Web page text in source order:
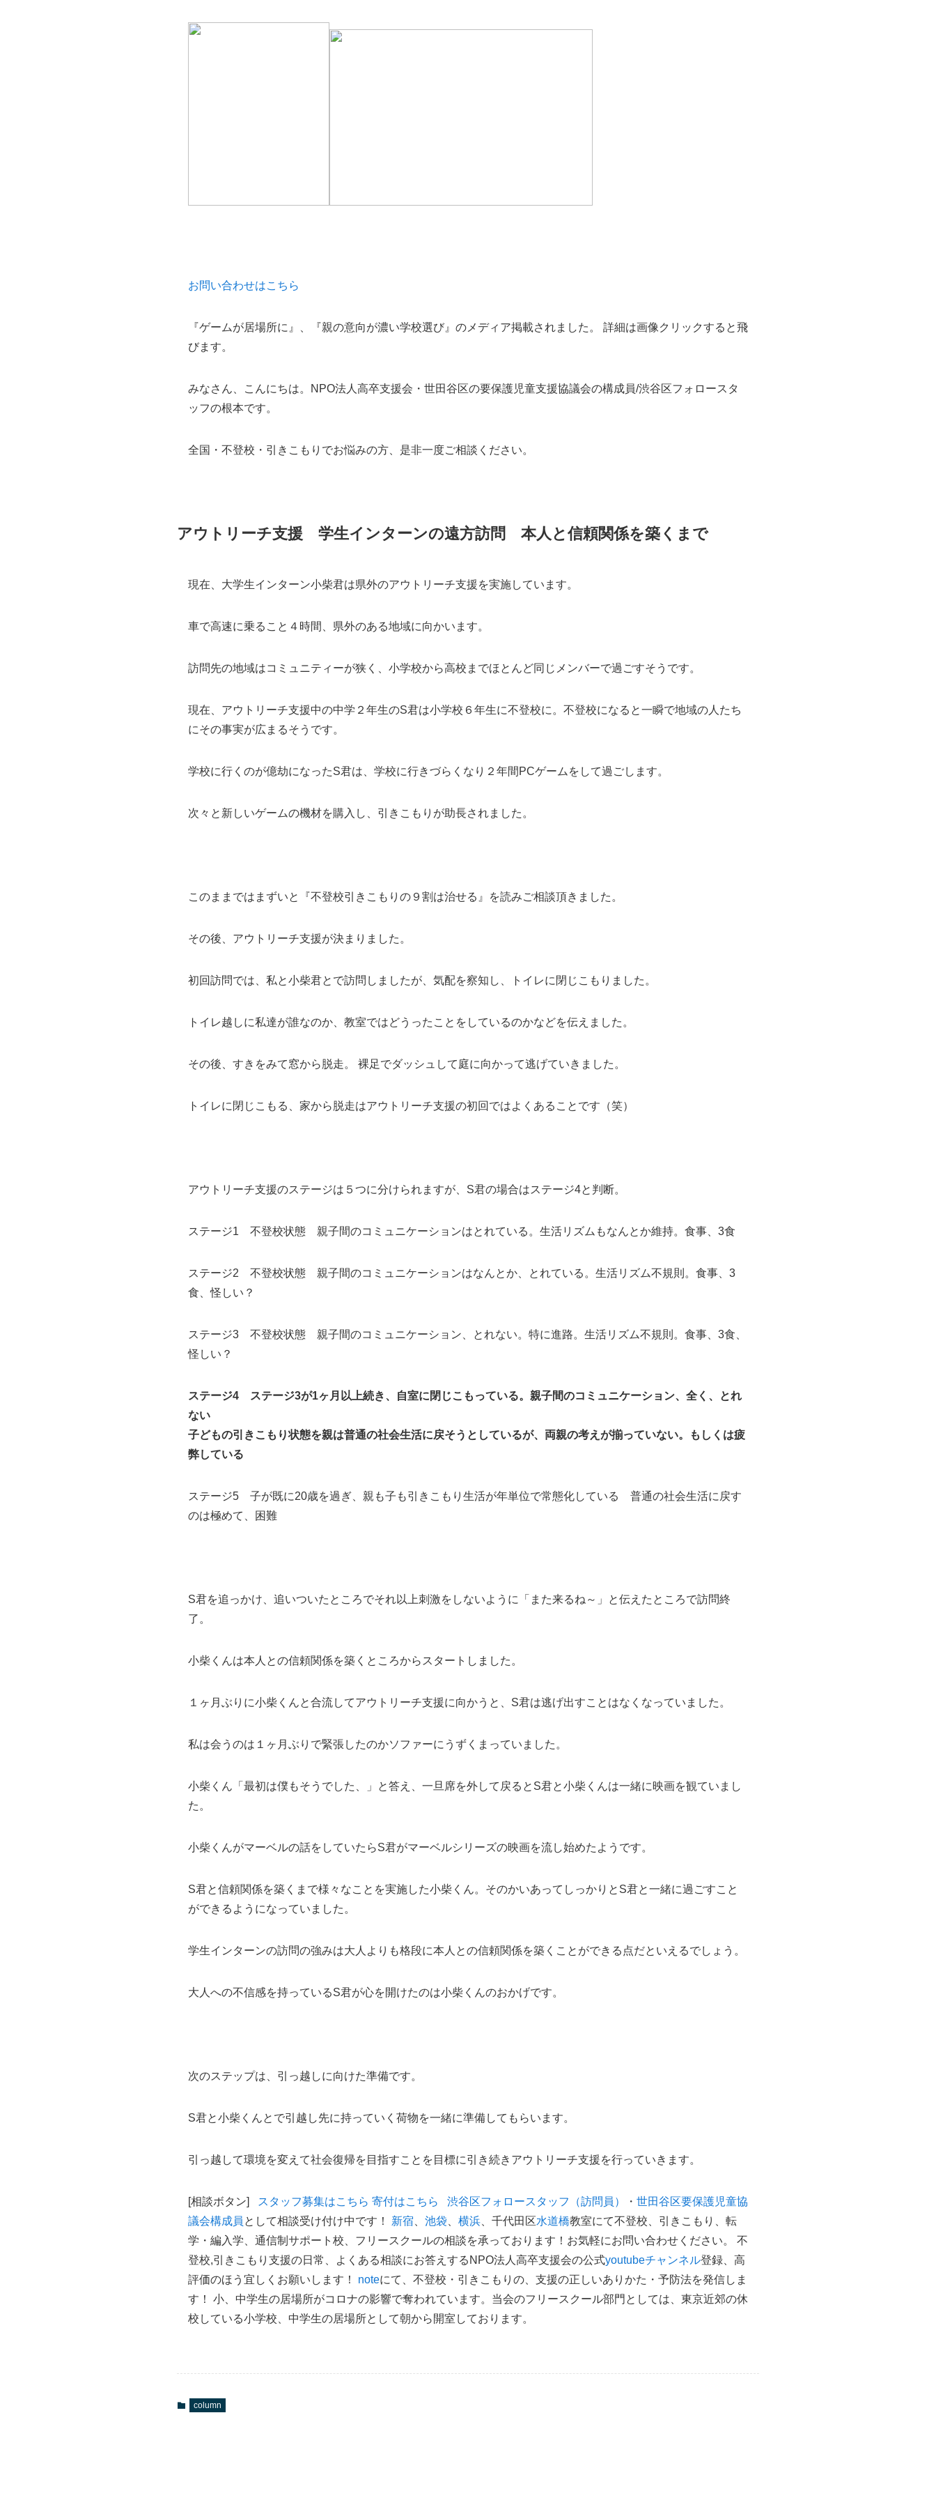
お問い合わせはこちら
『ゲームが居場所に』、『親の意向が濃い学校選び』のメディア掲載されました。 詳細は画像クリックすると飛
びます。
みなさん、こんにちは。NPO法人高卒支援会・世田谷区の要保護児童支援協議会の構成員/渋谷区フォロースタ
ッフの根本です。
全国・不登校・引きこもりでお悩みの方、是非一度ご相談ください。
アウトリーチ支援 学生インターンの遠方訪問 本人と信頼関係を築くまで
現在、大学生インターン小柴君は県外のアウトリーチ支援を実施しています。
車で高速に乗ること４時間、県外のある地域に向かいます。
訪問先の地域はコミュニティーが狭く、小学校から高校までほとんど同じメンバーで過ごすそうです。
現在、アウトリーチ支援中の中学２年生のS君は小学校６年生に不登校に。不登校になると一瞬で地域の人たち
にその事実が広まるそうです。
学校に行くのが億劫になったS君は、学校に行きづらくなり２年間PCゲームをして過ごします。
次々と新しいゲームの機材を購入し、引きこもりが助長されました。
このままではまずいと『不登校引きこもりの９割は治せる』を読みご相談頂きました。
その後、アウトリーチ支援が決まりました。
初回訪問では、私と小柴君とで訪問しましたが、気配を察知し、トイレに閉じこもりました。
トイレ越しに私達が誰なのか、教室ではどうったことをしているのかなどを伝えました。
その後、すきをみて窓から脱走。 裸足でダッシュして庭に向かって逃げていきました。
トイレに閉じこもる、家から脱走はアウトリーチ支援の初回ではよくあることです（笑）
アウトリーチ支援のステージは５つに分けられますが、S君の場合はステージ4と判断。
ステージ1 不登校状態 親子間のコミュニケーションはとれている。生活リズムもなんとか維持。食事、3食
ステージ2 不登校状態 親子間のコミュニケーションはなんとか、とれている。生活リズム不規則。食事、3
食、怪しい？
ステージ3 不登校状態 親子間のコミュニケーション、とれない。特に進路。生活リズム不規則。食事、3食、
怪しい？
ステージ4 ステージ3が1ヶ月以上続き、自室に閉じこもっている。親子間のコミュニケーション、全く、とれ
ない
子どもの引きこもり状態を親は普通の社会生活に戻そうとしているが、両親の考えが揃っていない。もしくは疲
弊している
ステージ5 子が既に20歳を過ぎ、親も子も引きこもり生活が年単位で常態化している 普通の社会生活に戻す
のは極めて、困難
S君を追っかけ、追いついたところでそれ以上刺激をしないように「また来るね～」と伝えたところで訪問終
了。
小柴くんは本人との信頼関係を築くところからスタートしました。
１ヶ月ぶりに小柴くんと合流してアウトリーチ支援に向かうと、S君は逃げ出すことはなくなっていました。
私は会うのは１ヶ月ぶりで緊張したのかソファーにうずくまっていました。
小柴くん「最初は僕もそうでした、」と答え、一旦席を外して戻るとS君と小柴くんは一緒に映画を観ていまし
た。
小柴くんがマーベルの話をしていたらS君がマーベルシリーズの映画を流し始めたようです。
S君と信頼関係を築くまで様々なことを実施した小柴くん。そのかいあってしっかりとS君と一緒に過ごすこと
ができるようになっていました。
学生インターンの訪問の強みは大人よりも格段に本人との信頼関係を築くことができる点だといえるでしょう。
大人への不信感を持っているS君が心を開けたのは小柴くんのおかげです。
次のステップは、引っ越しに向けた準備です。
S君と小柴くんとで引越し先に持っていく荷物を一緒に準備してもらいます。
引っ越して環境を変えて社会復帰を目指すことを目標に引き続きアウトリーチ支援を行っていきます。
[相談ボタン] スタッフ募集はこちら 寄付はこちら 渋谷区フォロースタッフ（訪問員） ・ 世田谷区要保護児童協
議会構成員 として相談受け付け中です！ 新宿 池袋 横浜 、千代田区水道橋教室にて不登校、引きこもり、転
学・編入学、通信制サポート校、フリースクールの相談を承っております！お気軽にお問い合わせください。 不
登校,引きこもり支援の日常、よくある相談にお答えするNPO法人高卒支援会の公式youtubeチャンネル登録、高
評価のほう宜しくお願いします！ noteにて、不登校・引きこもりの、支援の正しいありかた・予防法を発信しま
す！ 小、中学生の居場所がコロナの影響で奪われています。当会のフリースクール部門としては、東京近郊の休
校している小学校、中学生の居場所として朝から開室しております。
column